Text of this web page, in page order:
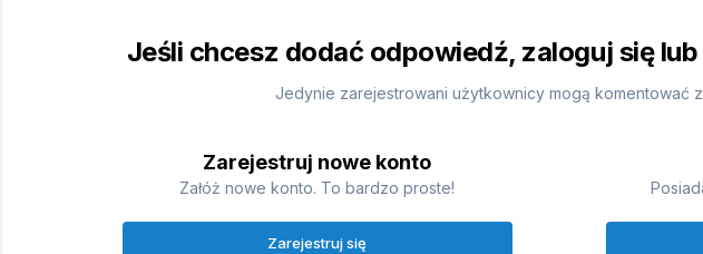
Jeśli chcesz dodać odpowiedź, zaloguj się
Jedynie zarejestrowani użytkownicy mogą komentować
Zarejestruj nowe konto
Załóż nowe konto. To bardzo proste!
Zarejestruj się